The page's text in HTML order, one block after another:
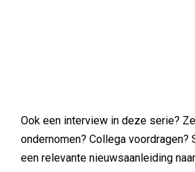
Ook een interview in deze serie?
ondernomen? Collega voordragen?
een relevante nieuwsaanleiding naar